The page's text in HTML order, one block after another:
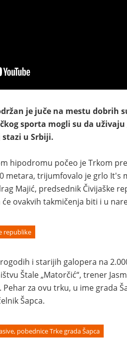
je juče na mestu dobrih
sporta mogli su da uživaju
u Srbiji.
hipodromu počeo je Trkom
metara, trijumfovalo je grlo It's
Majić, predsednik Čivijaške
ovakvih takmičenja biti i u
republike
i starijih galopera na
Štale „Matorčić“, trener
za ovu trku, u ime grada
Šapca.
pobednice Trke grada Šapca